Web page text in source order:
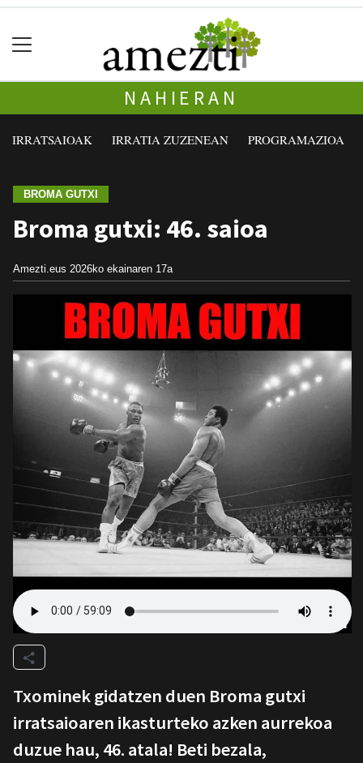
NAHIERAN
IRRATSAIOAK IRRATIA ZUZENEAN PROGRAMAZIOA
BROMA GUTXI
Broma gutxi: 46. saioa
Amezti.eus 2026ko ekainaren 17a
Txominek gidatzen duen Broma gutxi
irratsaioaren ikasturteko azken aurrekoa
duzue hau, 46. atala! Beti bezala,